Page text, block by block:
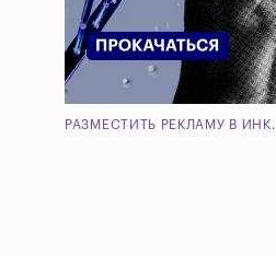
РАЗМЕСТИТЬ РЕКЛАМУ В ИНК.